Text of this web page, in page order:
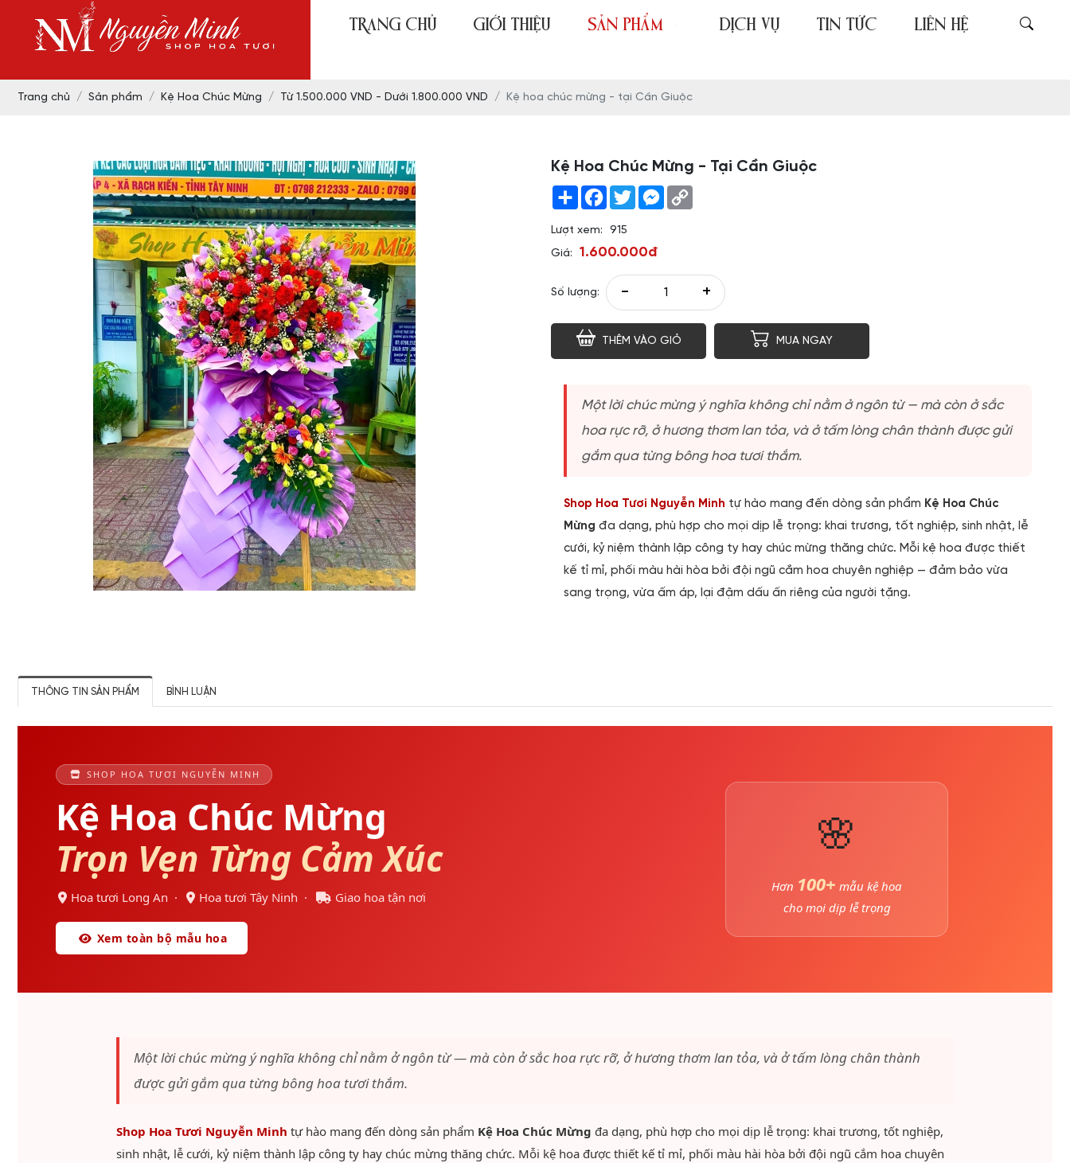
TRANG CHỦ GIỚI THIỆU SẢN PHẨM DỊCH VỤ TIN TỨC LIÊN HỆ
Trang chủ Sản phẩm Kệ Hoa Chúc Mừng Từ 1.500.000 VND - Dưới 1.800.000 VND Kệ hoa chúc mừng - tại Cần Giuộc
Kệ Hoa Chúc Mừng - Tại Cần Giuộc
Share Facebook
TwitterMessenger
Lượt xem:
915
Giá:
1.600.000đ
Số lượng: - +
THÊM VÀO GIỎ MUA NGAY
Một lời chúc mừng ý nghĩa không chỉ nằm ở ngôn từ — mà còn ở sắc
hoa rực rỡ, ở hương thơm lan tỏa, và ở tấm lòng chân thành được gửi
gắm qua từng bông hoa tươi thắm.
Shop Hoa Tươi Nguyễn Minh tự hào mang đến dòng sản phẩm Kệ Hoa Chúc
Mừng đa dạng, phù hợp cho mọi dịp lễ trọng: khai trương, tốt nghiệp, sinh nhật, lễ
cưới, kỷ niệm thành lập công ty hay chúc mừng thăng chức. Mỗi kệ hoa được thiết
kế tỉ mỉ, phối màu hài hòa bởi đội ngũ cắm hoa chuyên nghiệp — đảm bảo vừa
sang trọng, vừa ấm áp, lại đậm dấu ấn riêng của người tặng.
THÔNG TIN SẢN PHẨM BÌNH LUẬN
SHOP HOA TƯƠI NGUYỄN MINH
Kệ Hoa Chúc Mừng
Trọn Vẹn Từng Cảm Xúc
Hoa tươi Long An · Hoa tươi Tây Ninh · Giao hoa tận nơi
Xem toàn bộ mẫu hoa
🌸
Hơn 100+ mẫu kệ hoa
cho mọi dịp lễ trọng
Một lời chúc mừng ý nghĩa không chỉ nằm ở ngôn từ — mà còn ở sắc hoa rực rỡ, ở hương thơm lan tỏa, và ở tấm lòng chân thành
được gửi gắm qua từng bông hoa tươi thắm.
Shop Hoa Tươi Nguyễn Minh tự hào mang đến dòng sản phẩm Kệ Hoa Chúc Mừng đa dạng, phù hợp cho mọi dịp lễ trọng: khai trương, tốt nghiệp,
sinh nhật, lễ cưới, kỷ niệm thành lập công ty hay chúc mừng thăng chức. Mỗi kệ hoa được thiết kế tỉ mỉ, phối màu hài hòa bởi đội ngũ cắm hoa chuyên